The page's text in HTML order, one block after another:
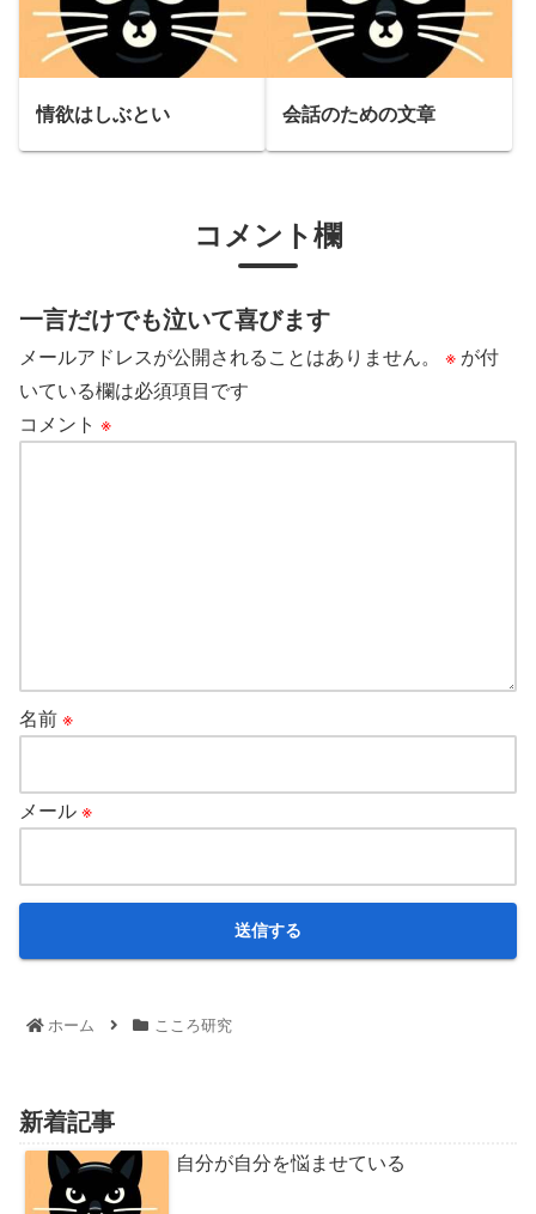
情欲はしぶとい 会話のための文章
コメント欄
一言だけでも泣いて喜びます
メールアドレスが公開されることはありません。 ※ が付
いている欄は必須項目です
コメント ※
名前※
メール※
ホーム こころ研究
新着記事
自分が自分を悩ませている